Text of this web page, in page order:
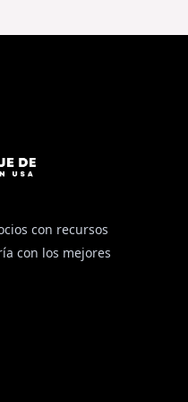
con recursos
con los mejores